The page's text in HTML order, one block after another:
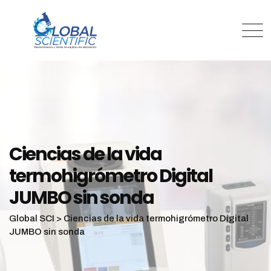
Ciencias de la vida
termohigrómetro Digital
JUMBO sin sonda
Global SCI > Ciencias de la vida termohigrómetro Digital
JUMBO sin sonda